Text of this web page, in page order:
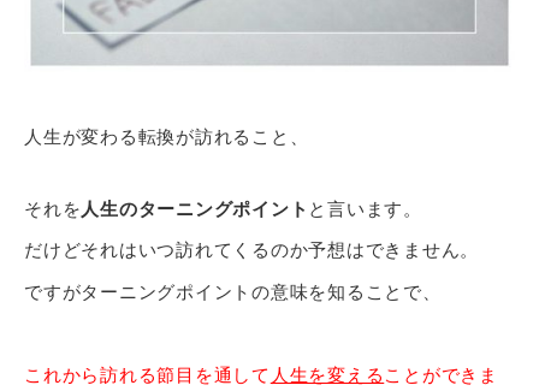
人生が変わる転換が訪れること、
それを 人生のターニングポイント と言います。
だけどそれはいつ訪れてくるのか予想はできません。
ですがターニングポイントの意味を知ることで、
これから訪れる節目を通して 人生を変える ことができま